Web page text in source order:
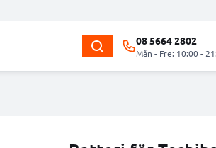
08 5664 2802
Mån - Fre: 10:00 -